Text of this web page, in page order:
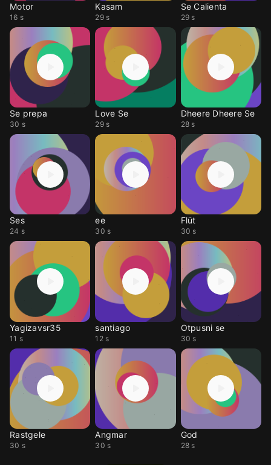
Motor
16 s
Kasam
29 s
Se Calienta
29 s
Se prepa
30 s
Love Se
29 s
Dheere Dheere Se
28 s
Ses
24 s
ee
30 s
Flüt
30 s
Yagizavsr35
11 s
santiago
12 s
Otpusni se
30 s
Rastgele
30 s
Angmar
30 s
God
28 s